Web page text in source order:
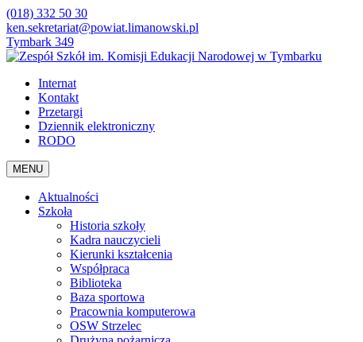
(018) 332 50 30
ken.sekretariat@powiat.limanowski.pl
Tymbark 349
Internat
Kontakt
Przetargi
Dziennik elektroniczny
RODO
MENU
Aktualności
Szkoła
Historia szkoły
Kadra nauczycieli
Kierunki kształcenia
Współpraca
Biblioteka
Baza sportowa
Pracownia komputerowa
OSW Strzelec